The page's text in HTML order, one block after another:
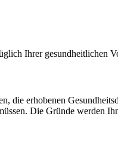
Ihrer gesundheitlichen
die erhobenen
Die Gründe werden